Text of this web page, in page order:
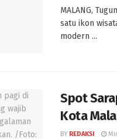
MALANG,
satu ikon
modern ...
Spot
Kota
BY REDAKSI